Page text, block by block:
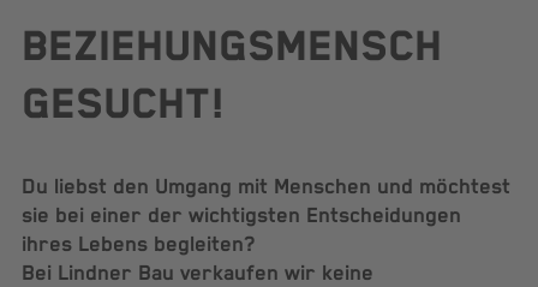
BEZIEHUNGSMENSCH
GESUCHT!
Du liebst den Umgang mit Menschen und möchtest
sie bei einer der wichtigsten Entscheidungen
ihres Lebens begleiten?
Bei Lindner Bau verkaufen wir keine